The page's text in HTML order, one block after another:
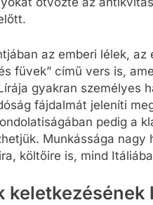
az emberi lélek, az
füvek” című vers is,
gyakran személyes
fájdalmát jeleníti
pedig a
Munkássága
költőire is, mind
keletkezésének